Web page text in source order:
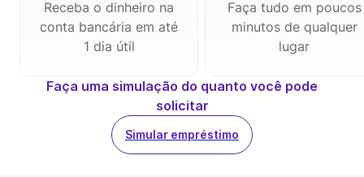
Receba o dinheiro na
conta bancária em até
1 dia útil
Faça tudo em poucos
minutos de qualquer
lugar
Faça uma simulação do quanto você pode
solicitar
Simular empréstimo